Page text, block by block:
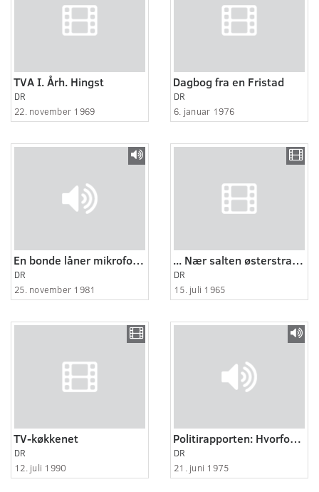
TVA I. Årh. Hingst
DR
22. november 1969
Dagbog fra en Fristad
DR
6. januar 1976
En bonde låner mikrofonen - fåreavl
DR
25. november 1981
... Nær salten østerstrand.
DR
15. juli 1965
TV-køkkenet
DR
12. juli 1990
Politirapporten: Hvorfor myrdede dr. Crippen
DR
21. juni 1975